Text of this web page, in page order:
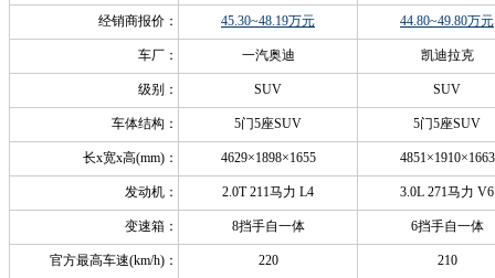
经销商报价： 45.30~48.19万元 44.80~49.80万元
车厂： 一汽奥迪 凯迪拉克
级别： SUV SUV
车体结构： 5门5座SUV 5门5座SUV
长x宽x高(mm)： 4629×1898×1655 4851×1910×1663
发动机： 2.0T 211马力 L4 3.0L 271马力 V6
变速箱： 8挡手自一体 6挡手自一体
官方最高车速(km/h)： 220
210